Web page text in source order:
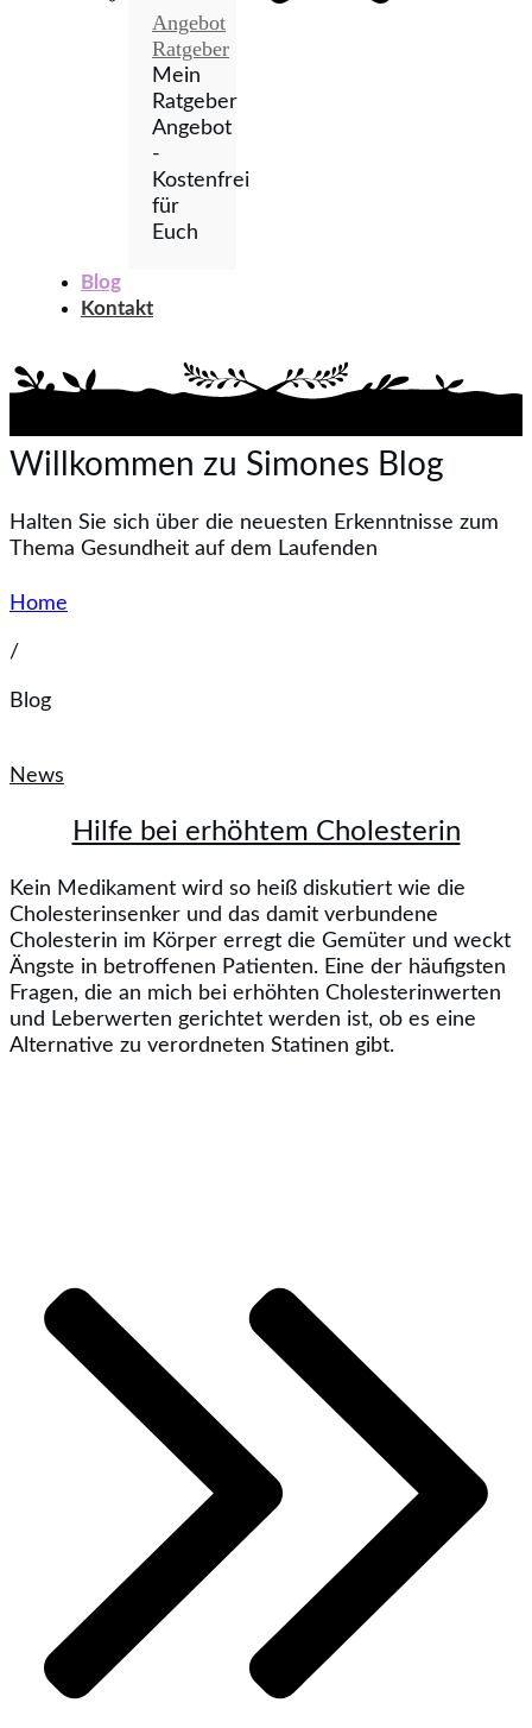
Angebot
Ratgeber
Mein
Ratgeber
Angebot
-
Kostenfrei
für
Euch
Blog
Kontakt
Willkommen zu Simones Blog
Halten Sie sich über die neuesten Erkenntnisse zum
Thema Gesundheit auf dem Laufenden
Home
/
Blog
News
Hilfe bei erhöhtem Cholesterin
Kein Medikament wird so heiß diskutiert wie die
Cholesterinsenker und das damit verbundene
Cholesterin im Körper erregt die Gemüter und weckt
Ängste in betroffenen Patienten. Eine der häufigsten
Fragen, die an mich bei erhöhten Cholesterinwerten
und Leberwerten gerichtet werden ist, ob es eine
Alternative zu verordneten Statinen gibt.